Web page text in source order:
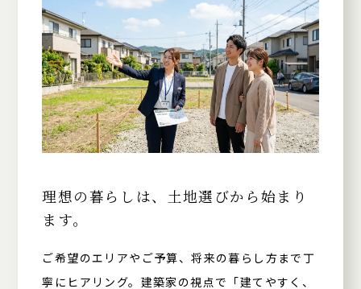
理想の暮らしは、土地選びから始まり
ます。
ご希望のエリアやご予算、将来の暮らし方まで丁
寧にヒアリング。建築家の視点で「建てやすく、